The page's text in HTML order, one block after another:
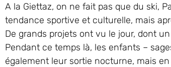
A la Giettaz, on ne fait pas que du ski,
tendance sportive et culturelle, mais
De grands projets ont vu le jour, dont
Pendant ce temps là, les enfants –
également leur sortie nocturne, mais